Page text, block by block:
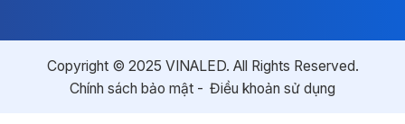
Copyright © 2025 VINALED. All Rights Reserved.
Chính sách bảo mật
Điều khoản sử dụng